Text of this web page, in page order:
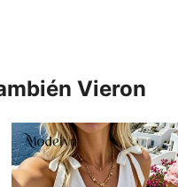
Vieron